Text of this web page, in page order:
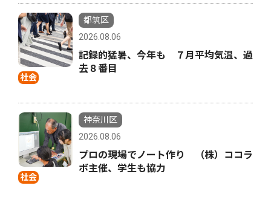
社会
都筑区
2026.08.06
記録的猛暑、今年も ７月平均気温、過
去８番目
社会
神奈川区
2026.08.06
プロの現場でノート作り （株）ココラ
ボ主催、学生も協力